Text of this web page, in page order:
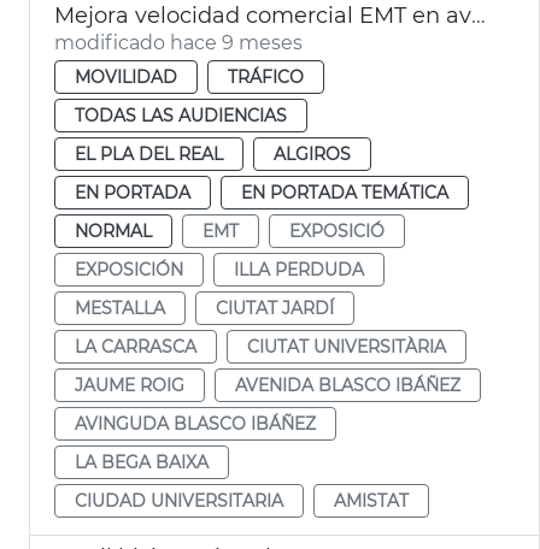
Mejora velocidad comercial EMT en avenida Blasco IBÁÑEZ València
modificado hace 9 meses
MOVILIDAD
TRÁFICO
TODAS LAS AUDIENCIAS
EL PLA DEL REAL
ALGIROS
EN PORTADA
EN PORTADA TEMÁTICA
NORMAL
EMT
EXPOSICIÓ
EXPOSICIÓN
ILLA PERDUDA
MESTALLA
CIUTAT JARDÍ
LA CARRASCA
CIUTAT UNIVERSITÀRIA
JAUME ROIG
AVENIDA BLASCO IBÁÑEZ
AVINGUDA BLASCO IBÁÑEZ
LA BEGA BAIXA
CIUDAD UNIVERSITARIA
AMISTAT